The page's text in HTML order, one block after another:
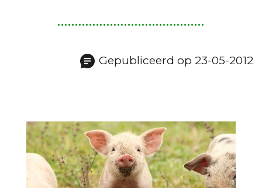
Gepubliceerd op 23-05-2012